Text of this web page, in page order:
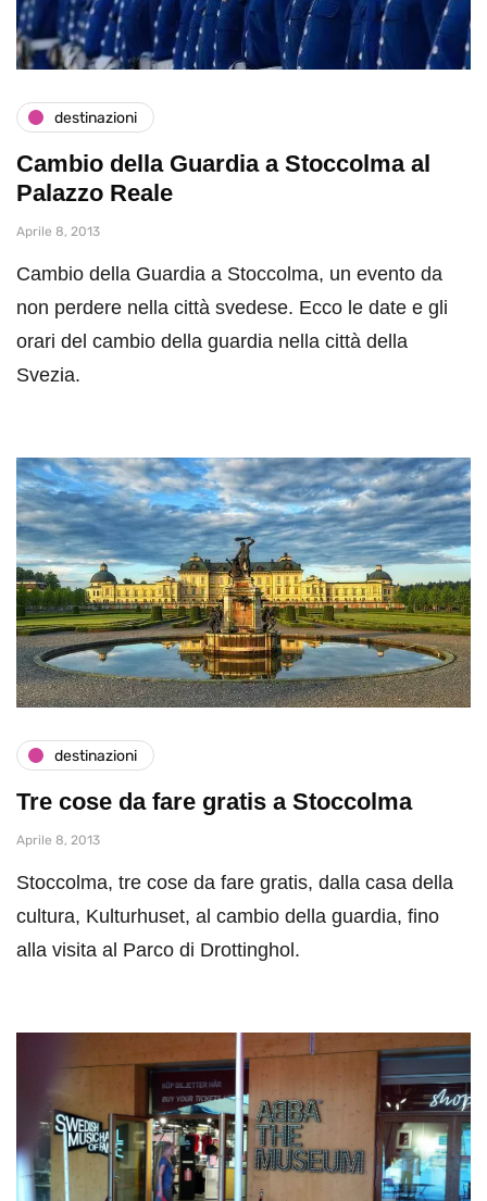
destinazioni
Cambio della Guardia a Stoccolma al
Palazzo Reale
Aprile 8, 2013
Cambio della Guardia a Stoccolma, un evento da
non perdere nella città svedese. Ecco le date e gli
orari del cambio della guardia nella città della
Svezia.
destinazioni
Tre cose da fare gratis a Stoccolma
Aprile 8, 2013
Stoccolma, tre cose da fare gratis, dalla casa della
cultura, Kulturhuset, al cambio della guardia, fino
alla visita al Parco di Drottinghol.